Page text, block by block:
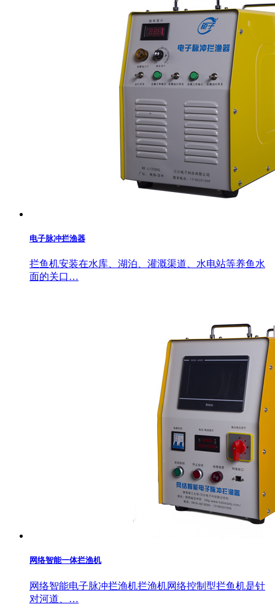
电子脉冲拦渔器
拦鱼机安装在水库、湖泊、灌溉渠道、水电站等养鱼水
面的关口…
网络智能一体拦渔机
网络智能电子脉冲拦渔机拦渔机网络控制型拦鱼机是针
对河道、…